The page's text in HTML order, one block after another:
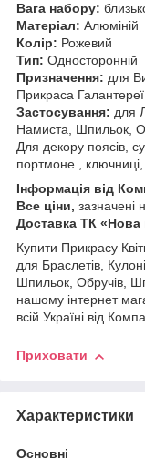
Вага набору:
Матеріал: Алюміній
Колір: Рожевий
Тип: Односторонній
Призначення: для
Прикраса
Застосування: для
Намиста, Шпильок,
Для декору поясів,
портмоне , ключниці,
Інформація від
Все ціни, зазначені
Доставка ТК «Нова
Купити Прикрасу
для Браслетів,
Шпильок, Обручів,
нашому інтернет
всій Україні від
Приховати
Характеристики
Основні